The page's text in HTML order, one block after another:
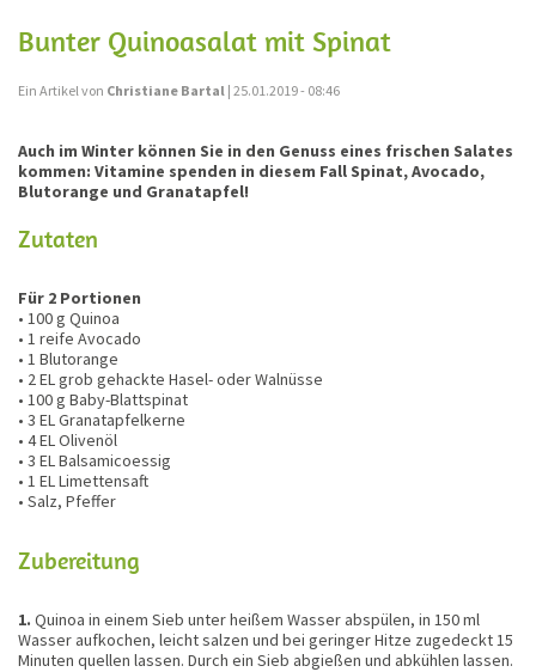
Bunter Quinoasalat mit Spinat
Ein Artikel von Christiane Bartal | 25.01.2019 - 08:46
Auch im Winter können Sie in den Genuss eines frischen Salates
kommen: Vitamine spenden in diesem Fall Spinat, Avocado,
Blutorange und Granatapfel!
Zutaten
Für 2 Portionen
• 100 g Quinoa
• 1 reife Avocado
• 1 Blutorange
• 2 EL grob gehackte Hasel- oder Walnüsse
• 100 g Baby-Blattspinat
• 3 EL Granatapfelkerne
• 4 EL Olivenöl
• 3 EL Balsamicoessig
• 1 EL Limettensaft
• Salz, Pfeffer
Zubereitung
1. Quinoa in einem Sieb unter heißem Wasser abspülen, in 150 ml
Wasser aufkochen, leicht salzen und bei geringer Hitze zugedeckt 15
Minuten quellen lassen. Durch ein Sieb abgießen und abkühlen lassen.